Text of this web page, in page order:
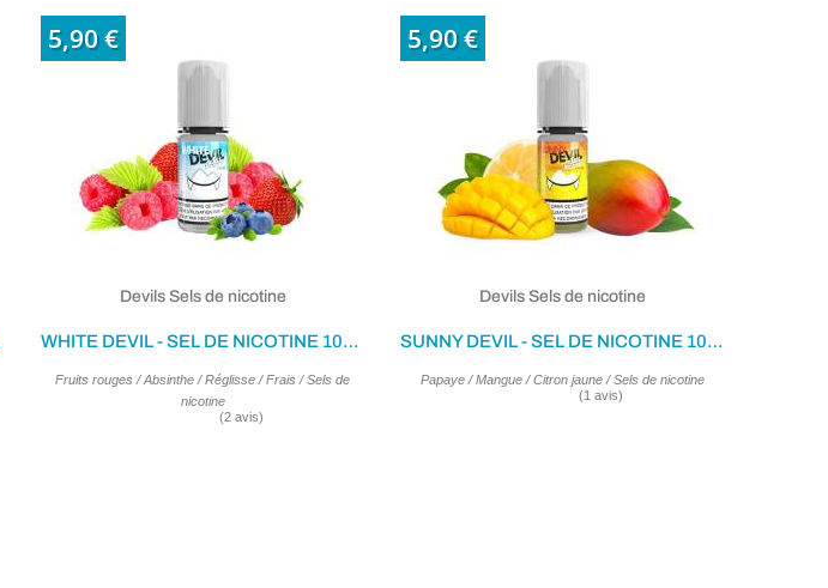
5,90 €
Devils Sels de nicotine
WHITE DEVIL - SEL DE NICOTINE 10ML
Fruits rouges / Absinthe / Réglisse / Frais / Sels de
nicotine
5,90 €
Devils Sels de nicotine
SUNNY DEVIL - SEL DE NICOTINE 10ML
Papaye / Mangue / Citron jaune / Sels de nicotine